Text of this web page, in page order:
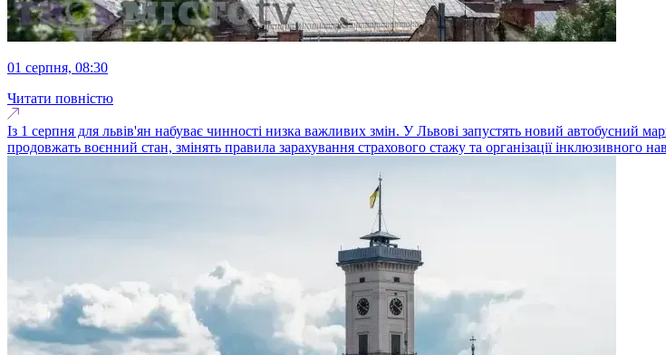
01 серпня, 08:30
Читати повністю
Із 1 серпня для львів'ян набуває чинності низка важливих змін. У Львові запустять новий автобусний
продовжать воєнний стан, змінять правила зарахування страхового стажу та організації інклюзивного